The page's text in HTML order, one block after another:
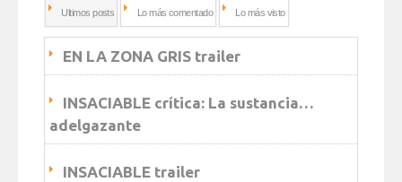
Ultimos posts Lo más comentado Lo más visto
EN LA ZONA GRIS trailer
INSACIABLE crítica: La sustancia…
adelgazante
INSACIABLE trailer